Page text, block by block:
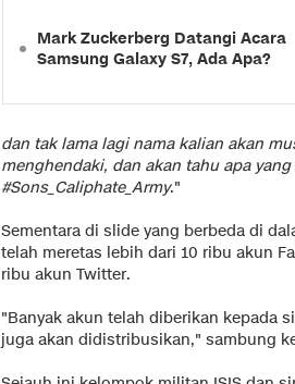
Mark Zuckerberg Datangi Acara
Samsung Galaxy S7, Ada Apa?
dan tak lama lagi nama kalian akan
menghendaki, dan akan tahu apa
#Sons_Caliphate_Army."
Sementara di slide yang berbeda di
telah meretas lebih dari 10 ribu akun
ribu akun Twitter.
"Banyak akun telah diberikan kepada
juga akan didistribusikan," sambung